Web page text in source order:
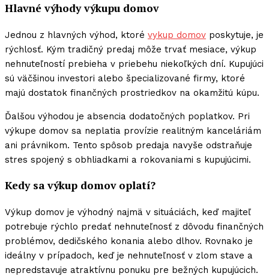
Hlavné výhody výkupu domov
Jednou z hlavných výhod, ktoré vykup domov poskytuje, je
rýchlosť. Kým tradičný predaj môže trvať mesiace, výkup
nehnuteľností prebieha v priebehu niekoľkých dní. Kupujúci
sú väčšinou investori alebo špecializované firmy, ktoré
majú dostatok finančných prostriedkov na okamžitú kúpu.
Ďalšou výhodou je absencia dodatočných poplatkov. Pri
výkupe domov sa neplatia provízie realitným kanceláriám
ani právnikom. Tento spôsob predaja navyše odstraňuje
stres spojený s obhliadkami a rokovaniami s kupujúcimi.
Kedy sa výkup domov oplatí?
Výkup domov je výhodný najmä v situáciách, keď majiteľ
potrebuje rýchlo predať nehnuteľnosť z dôvodu finančných
problémov, dedičského konania alebo dlhov. Rovnako je
ideálny v prípadoch, keď je nehnuteľnosť v zlom stave a
nepredstavuje atraktívnu ponuku pre bežných kupujúcich.